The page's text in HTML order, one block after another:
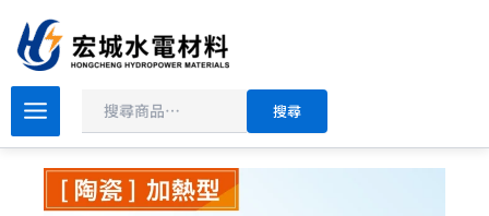
要
容
尋
搜尋
始
價
格：
NT$11,500。
目
前
價
格：
國
際
牌
室